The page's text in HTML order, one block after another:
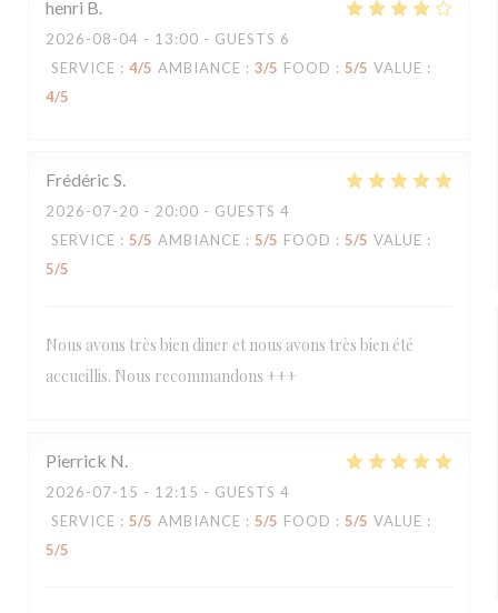
henri B
2026-08-04 - 13:00 - GUESTS 6
SERVICE : 4/5 AMBIANCE : 3/5 FOOD : 5/5 VALUE :
4/5
Frédéric S
2026-07-20 - 20:00 - GUESTS 4
SERVICE : 5/5 AMBIANCE : 5/5 FOOD : 5/5 VALUE :
5/5
Nous avons très bien diner et nous avons très bien été
accueillis. Nous recommandons +++
Pierrick N
2026-07-15 - 12:15 - GUESTS 4
SERVICE : 5/5 AMBIANCE : 5/5 FOOD : 5/5 VALUE :
5/5